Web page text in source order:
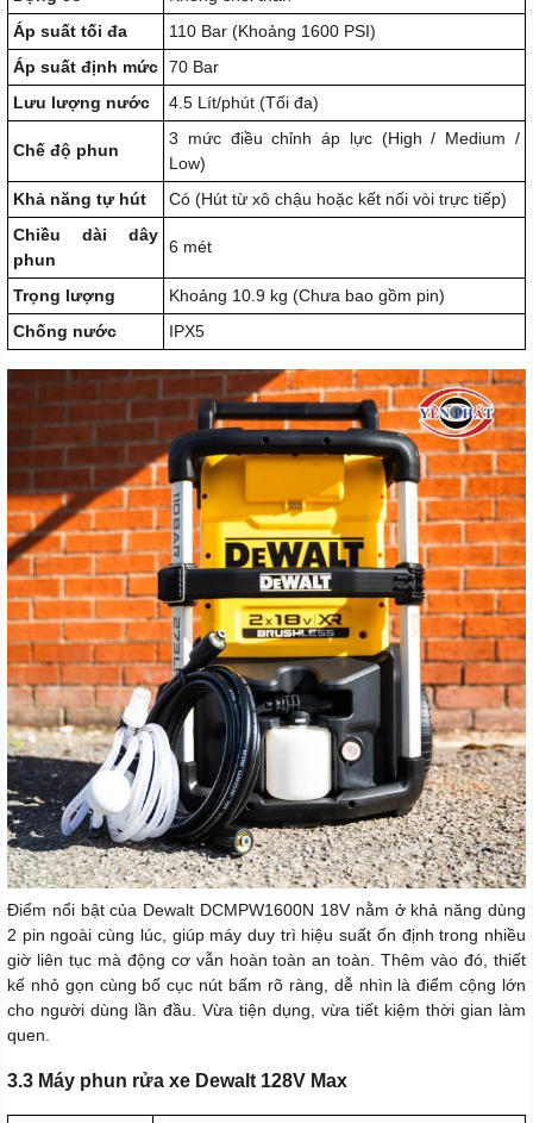
Áp suất tối đa
110 Bar (Khoảng 1600 PSI)
Áp suất định mức 70 Bar
Lưu lượng nước
4.5 Lít/phút (Tối đa)
Chế độ phun
3 mức điều chỉnh áp lực (High / Medium /
Low)
Khả năng tự hút
Có (Hút từ xô chậu hoặc kết nối vòi trực tiếp)
Chiều dài dây
phun
6 mét
Trọng lượng
Khoảng 10.9 kg (Chưa bao gồm pin)
Chống nước
IPX5
Điểm nổi bật của Dewalt DCMPW1600N 18V nằm ở khả năng dùng
2 pin ngoài cùng lúc, giúp máy duy trì hiệu suất ổn định trong nhiều
giờ liên tục mà động cơ vẫn hoàn toàn an toàn. Thêm vào đó, thiết
kế nhỏ gọn cùng bố cục nút bấm rõ ràng, dễ nhìn là điểm cộng lớn
cho người dùng lần đầu. Vừa tiện dụng, vừa tiết kiệm thời gian làm
quen.
3.3 Máy phun rửa xe Dewalt 128V Max